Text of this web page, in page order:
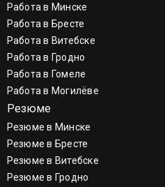
Работа в Минске
Работа в Бресте
Работа в Витебске
Работа в Гродно
Работа в Гомеле
Работа в Могилёве
Резюме
Резюме в Минске
Резюме в Бресте
Резюме в Витебске
Резюме в Гродно